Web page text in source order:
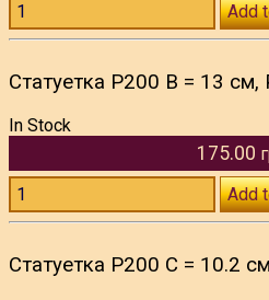
Add
Статуетка P200 B = 13 см,
In Stock
175.00
Add
Статуетка P200 C = 10.2